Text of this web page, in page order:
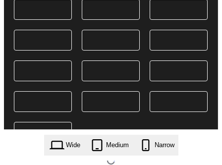
Wide Medium Narrow